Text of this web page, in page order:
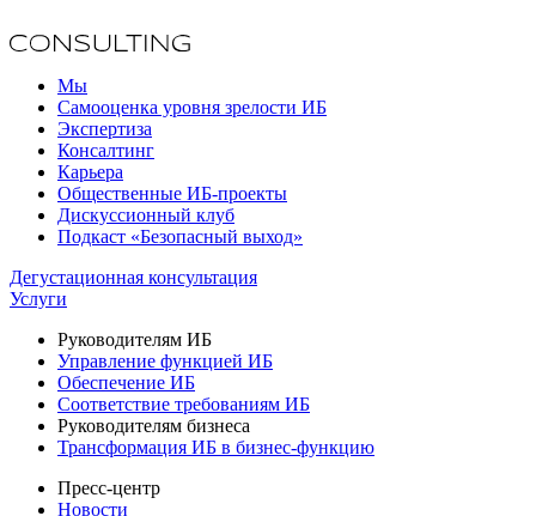
Мы
Самооценка уровня зрелости ИБ
Экспертиза
Консалтинг
Карьера
Общественные ИБ-проекты
Дискуссионный клуб
Подкаст «Безопасный выход»
Дегустационная консультация
Услуги
Руководителям ИБ
Управление функцией ИБ
Обеспечение ИБ
Соответствие требованиям ИБ
Руководителям бизнеса
Трансформация ИБ в бизнес-функцию
Пресс-центр
Новости